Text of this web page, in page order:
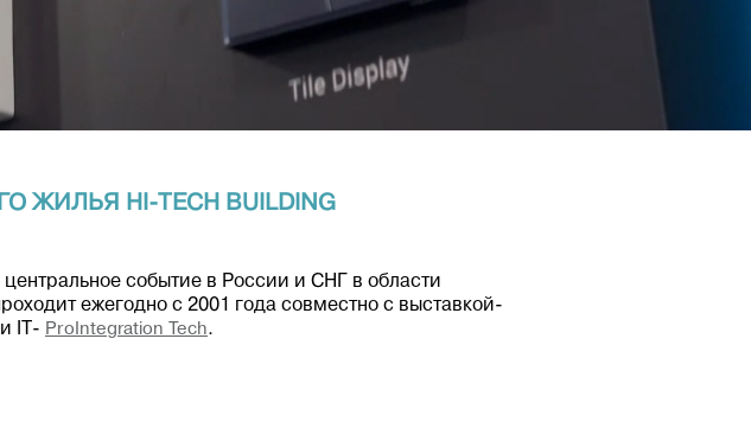
HI-TECH BUILDING
событие в России и СНГ в области
ежегодно с 2001 года совместно с выставкой-
IT- ProIntegration Tech.